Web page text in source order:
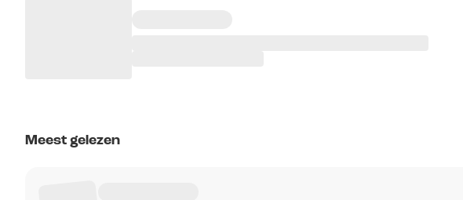
Meest gelezen